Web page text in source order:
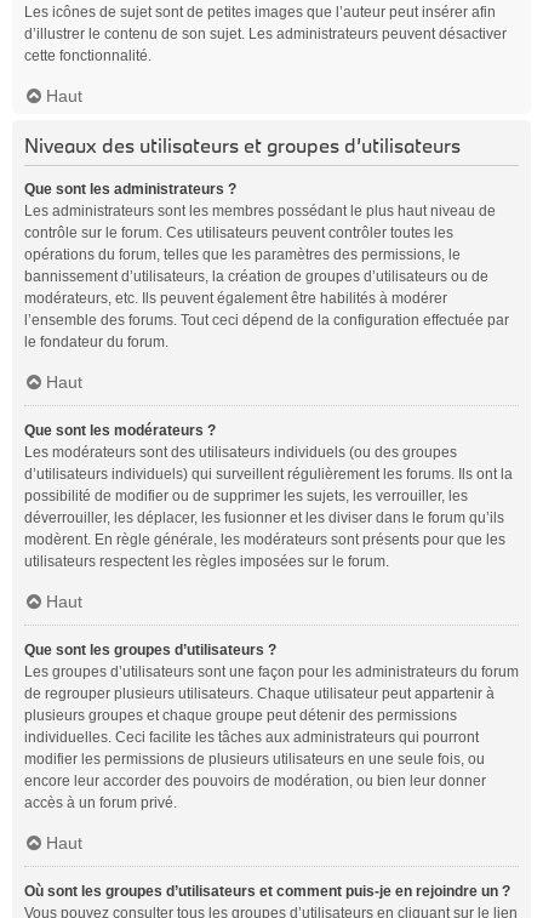
Les icônes de sujet sont de petites images que l’auteur peut insérer afin
d’illustrer le contenu de son sujet. Les administrateurs peuvent désactiver
cette fonctionnalité.
Haut
Niveaux des utilisateurs et groupes d’utilisateurs
Que sont les administrateurs ?
Les administrateurs sont les membres possédant le plus haut niveau de
contrôle sur le forum. Ces utilisateurs peuvent contrôler toutes les
opérations du forum, telles que les paramètres des permissions, le
bannissement d’utilisateurs, la création de groupes d’utilisateurs ou de
modérateurs, etc. Ils peuvent également être habilités à modérer
l’ensemble des forums. Tout ceci dépend de la configuration effectuée par
le fondateur du forum.
Haut
Que sont les modérateurs ?
Les modérateurs sont des utilisateurs individuels (ou des groupes
d’utilisateurs individuels) qui surveillent régulièrement les forums. Ils ont la
possibilité de modifier ou de supprimer les sujets, les verrouiller, les
déverrouiller, les déplacer, les fusionner et les diviser dans le forum qu’ils
modèrent. En règle générale, les modérateurs sont présents pour que les
utilisateurs respectent les règles imposées sur le forum.
Haut
Que sont les groupes d’utilisateurs ?
Les groupes d’utilisateurs sont une façon pour les administrateurs du forum
de regrouper plusieurs utilisateurs. Chaque utilisateur peut appartenir à
plusieurs groupes et chaque groupe peut détenir des permissions
individuelles. Ceci facilite les tâches aux administrateurs qui pourront
modifier les permissions de plusieurs utilisateurs en une seule fois, ou
encore leur accorder des pouvoirs de modération, ou bien leur donner
accès à un forum privé.
Haut
Où sont les groupes d’utilisateurs et comment puis-je en rejoindre un ?
Vous pouvez consulter tous les groupes d’utilisateurs en cliquant sur le lien